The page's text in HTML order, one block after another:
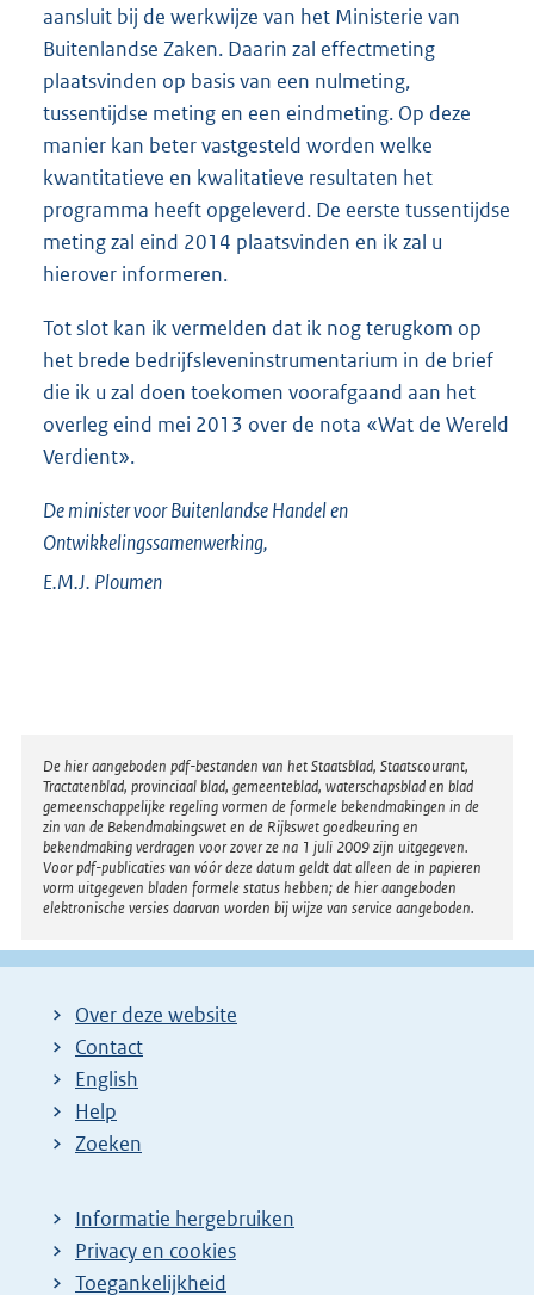
aansluit bij de werkwijze van het Ministerie van
Buitenlandse Zaken. Daarin zal effectmeting
plaatsvinden op basis van een nulmeting,
tussentijdse meting en een eindmeting. Op deze
manier kan beter vastgesteld worden welke
kwantitatieve en kwalitatieve resultaten het
programma heeft opgeleverd. De eerste tussentijdse
meting zal eind 2014 plaatsvinden en ik zal u
hierover informeren.
Tot slot kan ik vermelden dat ik nog terugkom op
het brede bedrijfsleveninstrumentarium in de brief
die ik u zal doen toekomen voorafgaand aan het
overleg eind mei 2013 over de nota «Wat de Wereld
Verdient».
De minister voor Buitenlandse Handel en
Ontwikkelingssamenwerking,
E.M.J. Ploumen
Disclaimer
De hier aangeboden pdf-bestanden van het Staatsblad, Staatscourant,
Tractatenblad, provinciaal blad, gemeenteblad, waterschapsblad en blad
gemeenschappelijke regeling vormen de formele bekendmakingen in de
zin van de Bekendmakingswet en de Rijkswet goedkeuring en
bekendmaking verdragen voor zover ze na 1 juli 2009 zijn uitgegeven.
Voor pdf-publicaties van vóór deze datum geldt dat alleen de in papieren
vorm uitgegeven bladen formele status hebben; de hier aangeboden
elektronische versies daarvan worden bij wijze van service aangeboden.
Over deze website
Contact
English
Help
Zoeken
Informatie hergebruiken
Privacy en cookies
Toegankelijkheid